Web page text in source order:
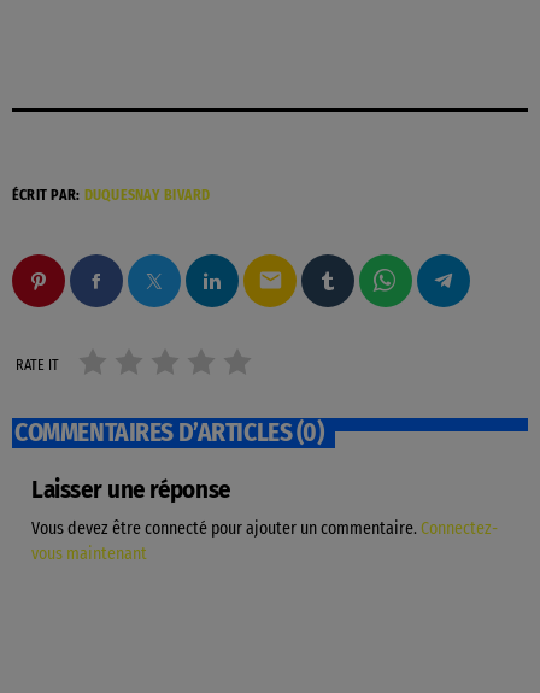
ÉCRIT PAR: DUQUESNAY BIVARD
email
RATE IT
COMMENTAIRES D’ARTICLES (0)
Laisser une réponse
Vous devez être connecté pour ajouter un commentaire. Connectez-
vous maintenant